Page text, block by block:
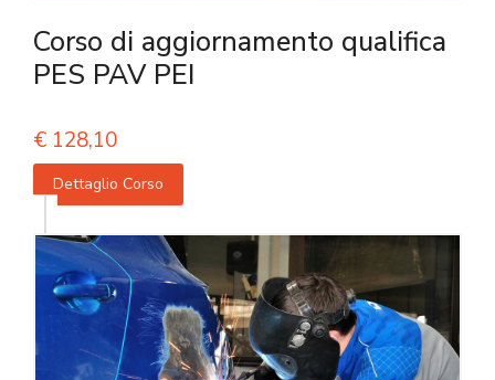
Corso di aggiornamento qualifica
PES PAV PEI
€ 128,10
Dettaglio Corso